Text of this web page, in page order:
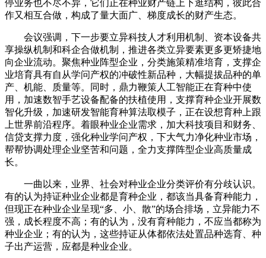
停业务也不尽不异，它们正在种业财产链上下逛结构，彼此合
作又相互合做，构成了量大面广、梯度成长的财产生态。
会议强调，下一步要立异科技人才利用机制、资本设备共
享操纵机制和科企合做机制，推进各类立异要素更多更矫捷地
向企业流动。聚焦种业阵型企业，分类施策精准培育，支撑企
业培育具有自从学问产权的冲破性新品种，大幅提拔品种的单
产、机能、质量等。同时，鼎力鞭策人工智能正在育种中使
用，加速数智手艺设备配备的扶植使用，支撑育种企业开展数
智化升级，加速研发智能育种算法取模子，正在设想育种上跟
上世界前沿程序。着眼种业企业需求，加大科技项目和财务、
信贷支撑力度，强化种业学问产权，下大气力净化种业市场，
帮帮协调处理企业坚苦和问题，全力支撑阵型企业高质量成
长。
一曲以来，业界、社会对种业企业分类评价有分歧认识。
有的认为持证种业企业都是育种企业，都该当具备育种能力，
但现正在种业企业呈现“多、小、散”的场合排场，立异能力不
强，成长程度不高；有的认为，没有育种能力，不应当都称为
种业企业；有的认为，这些持证从体都依法处置品种选育、种
子出产运营，应都是种业企业。